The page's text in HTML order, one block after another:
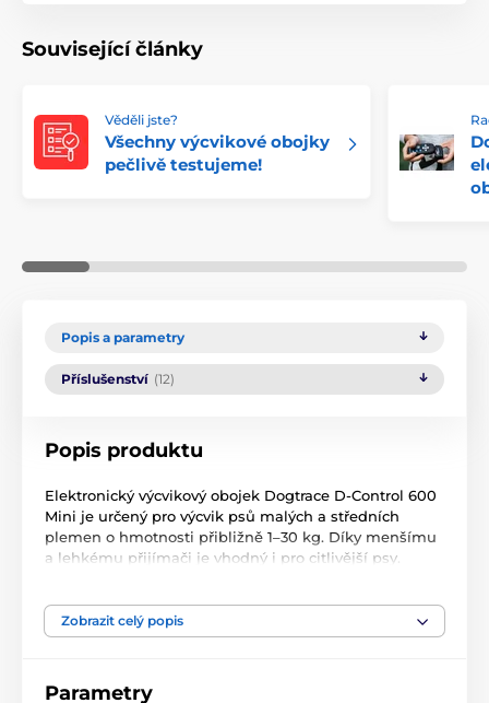
Související články
Věděli jste?
Všechny výcvikové obojky
pečlivě testujeme!
Popis a parametry
Příslušenství (12)
Popis produktu
Elektronický výcvikový obojek Dogtrace D-Control 600
Mini je určený pro výcvik psů malých a středních
plemen o hmotnosti přibližně 1–30 kg. Díky menšímu
a lehkému přijímači je vhodný i pro citlivější psy.
nastavitelnou intenzitou v 30 úrovních (0–30)
. Pro
rychlou reakci psa je k dispozici také funkceBooster,
Zobrazit celý popis
Parametry